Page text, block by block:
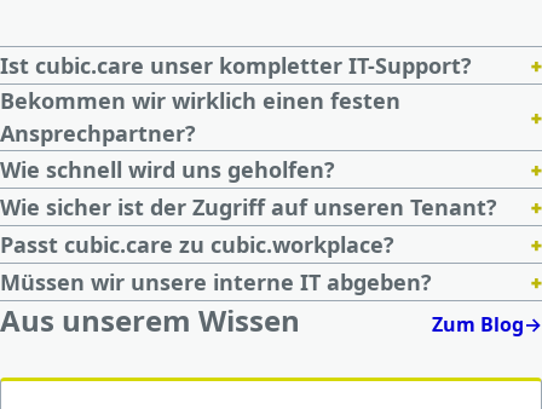
Ist cubic.care unser kompletter IT-Support? +
Bekommen wir wirklich einen festen
Ansprechpartner?
+
Wie schnell wird uns geholfen? +
Wie sicher ist der Zugriff auf unseren Tenant? +
Passt cubic.care zu cubic.workplace? +
Müssen wir unsere interne IT abgeben? +
Aus unserem Wissen Zum Blog→